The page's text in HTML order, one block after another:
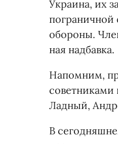
Украина, их
пограничной
обороны.
ная надбавка.
Напомним,
Ладный,
В